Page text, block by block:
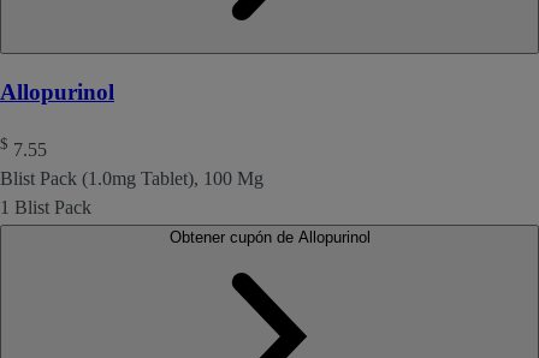
Allopurinol
$ 7.55
Blist Pack (1.0mg Tablet), 100 Mg
1 Blist Pack